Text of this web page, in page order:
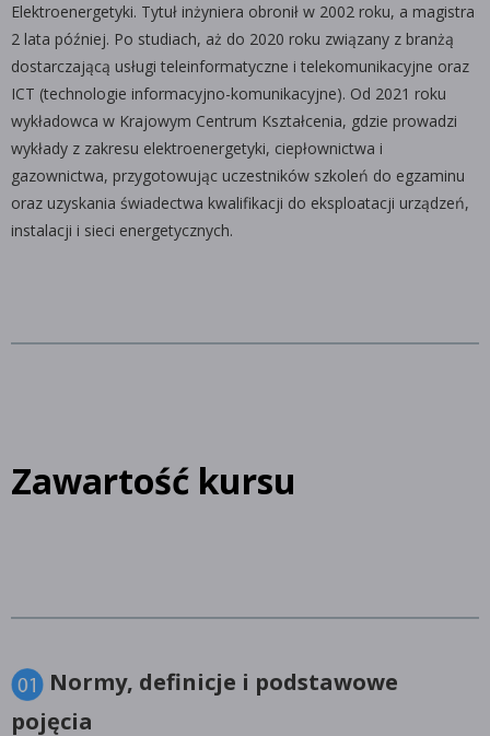
Elektroenergetyki. Tytuł inżyniera obronił w 2002 roku, a magistra
2 lata później. Po studiach, aż do 2020 roku związany z branżą
dostarczającą usługi teleinformatyczne i telekomunikacyjne oraz
ICT (technologie informacyjno-komunikacyjne). Od 2021 roku
wykładowca w Krajowym Centrum Kształcenia, gdzie prowadzi
wykłady z zakresu elektroenergetyki, ciepłownictwa i
gazownictwa, przygotowując uczestników szkoleń do egzaminu
oraz uzyskania świadectwa kwalifikacji do eksploatacji urządzeń,
instalacji i sieci energetycznych.
Zawartość kursu
Normy, definicje i podstawowe
pojęcia